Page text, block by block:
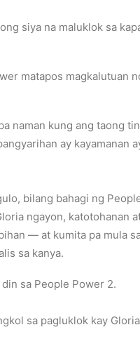
siya na maluklok sa
matapos
naman kung ang taong
ay
bilang bahagi ng
ngayon, katotohanan
— at kumita pa mula
sa kanya.
sa People Power 2.
sa pagluklok kay